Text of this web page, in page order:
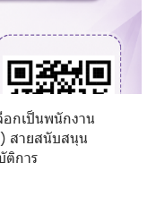
อกเป็นพนักงาน
สายสนับสนุน
ติการ